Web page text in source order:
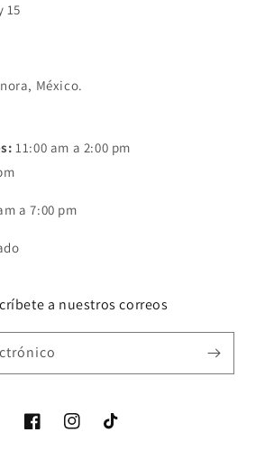
15
México.
11:00 am a 2:00 pm
a 7:00 pm
a nuestros correos
FacebookInstagramTikTok